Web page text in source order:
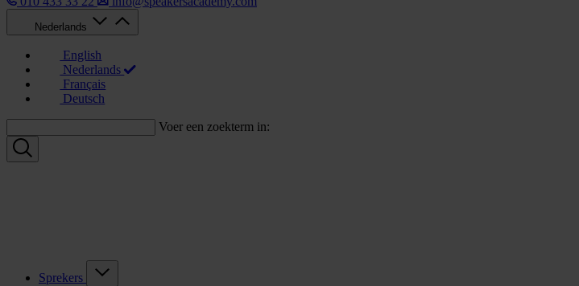
Nederlands
English
Nederlands
Français
Deutsch
Voer een zoekterm in:
Sprekers